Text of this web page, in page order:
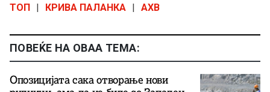
ТОП
КРИВА ПАЛАНКА АХВ
ПОВЕЌЕ НА ОВАА ТЕМА:
Опозицијата сака отворање нови